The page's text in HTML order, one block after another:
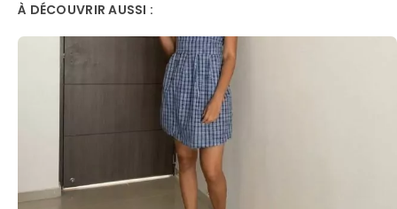
À DÉCOUVRIR AUSSI :